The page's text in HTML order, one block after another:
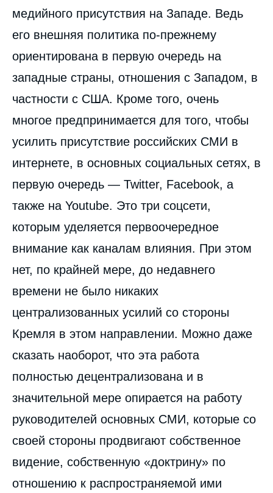
медийного присутствия на Западе. Ведь
его внешняя политика по-прежнему
ориентирована в первую очередь на
западные страны, отношения с Западом, в
частности с США. Кроме того, очень
многое предпринимается для того, чтобы
усилить присутствие российских СМИ в
интернете, в основных социальных сетях, в
первую очередь — Twitter, Facebook, а
также на Youtube. Это три соцсети,
которым уделяется первоочередное
внимание как каналам влияния. При этом
нет, по крайней мере, до недавнего
времени не было никаких
централизованных усилий со стороны
Кремля в этом направлении. Можно даже
сказать наоборот, что эта работа
полностью децентрализована и в
значительной мере опирается на работу
руководителей основных СМИ, которые со
своей стороны продвигают собственное
видение, собственную «доктрину» по
отношению к распространяемой ими